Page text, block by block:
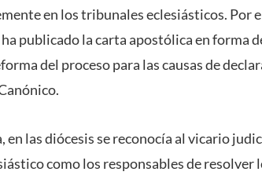
en los tribunales eclesiásticos. Por
publicado la carta apostólica en forma
del proceso para las causas de
las diócesis se reconocía al vicario
como los responsables de resolver